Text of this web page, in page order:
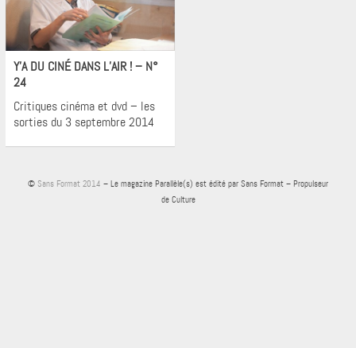
Cinéma
Y’A DU CINÉ DANS L’AIR ! – N°
24
Critiques cinéma et dvd – les
sorties du 3 septembre 2014
© Sans Format 2014 – Le magazine Parallèle(s) est édité par Sans Format – Propulseur
de Culture